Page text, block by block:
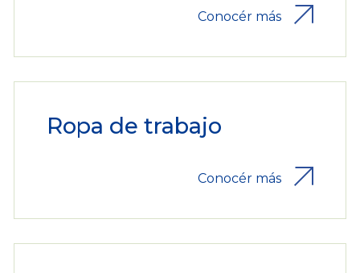
Conocér más
Ropa de trabajo
Conocér más